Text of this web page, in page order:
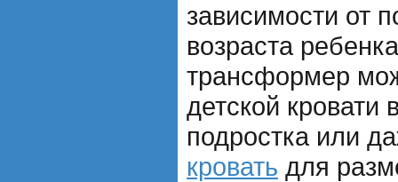
зависимости от
возраста
трансформер
детской кровати
подростка или
кровать для